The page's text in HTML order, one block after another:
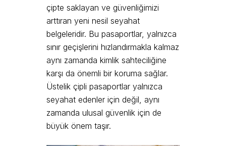
çipte saklayan ve güvenliğimizi
arttıran yeni nesil seyahat
belgeleridir. Bu pasaportlar, yalnızca
sınır geçişlerini hızlandırmakla kalmaz
aynı zamanda kimlik sahteciliğine
karşı da önemli bir koruma sağlar.
Üstelik çipli pasaportlar yalnızca
seyahat edenler için değil, aynı
zamanda ulusal güvenlik için de
büyük önem taşır.